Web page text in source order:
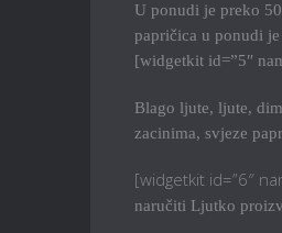
U ponudi je preko
papričica u ponudi
[widgetkit id=”5″
Blago ljute, ljute,
zacinima, svjeze
[widgetkit id=”6″
naručiti Ljutko